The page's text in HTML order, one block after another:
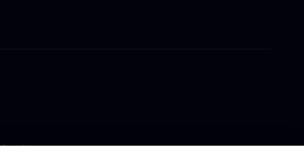
せ